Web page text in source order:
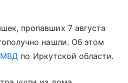
пропавших 7 августа
нашли. Об этом
МВД по Иркутской области.